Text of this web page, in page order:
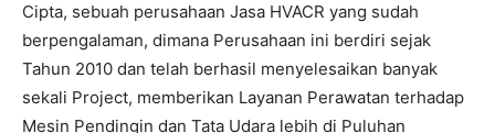
Cipta, sebuah perusahaan Jasa HVACR yang sudah
berpengalaman, dimana Perusahaan ini berdiri sejak
Tahun 2010 dan telah berhasil menyelesaikan banyak
sekali Project, memberikan Layanan Perawatan terhadap
Mesin Pendingin dan Tata Udara lebih di Puluhan